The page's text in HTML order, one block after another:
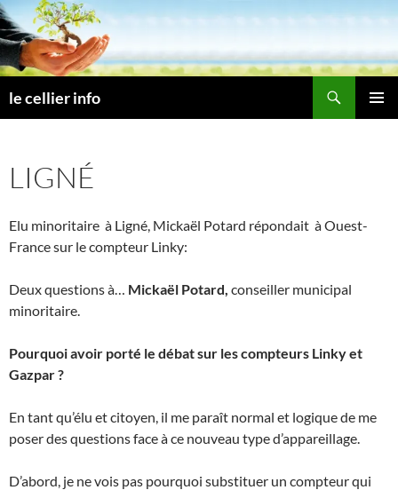
Aller
au
contenu
le cellier info
LIGNÉ
Elu minoritaire à Ligné, Mickaël Potard répondait à Ouest-
France sur le compteur Linky:
Deux questions à… Mickaël Potard, conseiller municipal
minoritaire.
Pourquoi avoir porté le débat sur les compteurs Linky et
Gazpar ?
En tant qu’élu et citoyen, il me paraît normal et logique de me
poser des questions face à ce nouveau type d’appareillage.
D’abord, je ne vois pas pourquoi substituer un compteur qui